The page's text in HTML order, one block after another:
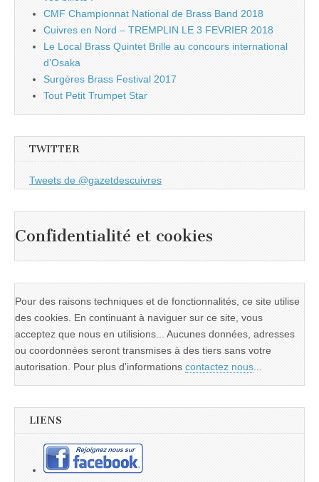
CMF Championnat National de Brass Band 2018
Cuivres en Nord – TREMPLIN LE 3 FEVRIER 2018
Le Local Brass Quintet Brille au concours international
d’Osaka
Surgères Brass Festival 2017
Tout Petit Trumpet Star
TWITTER
Tweets de @gazetdescuivres
Confidentialité et cookies
Pour des raisons techniques et de fonctionnalités, ce site utilise
des cookies. En continuant à naviguer sur ce site, vous
acceptez que nous en utilisions... Aucunes données, adresses
ou coordonnées seront transmises à des tiers sans votre
autorisation. Pour plus d'informations contactez nous...
LIENS